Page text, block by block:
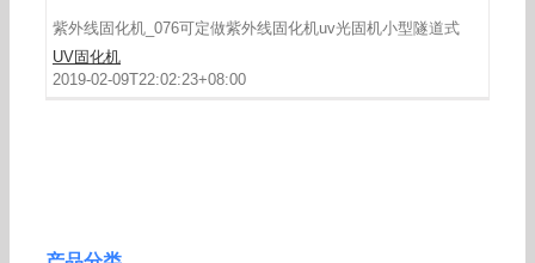
紫外线固化机_076可定做紫外线固化机uv光固机小型隧道式
UV固化机
2019-02-09T22:02:23+08:00